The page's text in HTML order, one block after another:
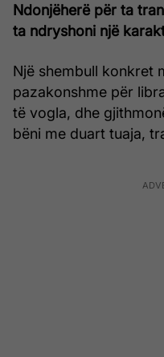
Ndonjëherë për ta
ta ndryshoni një
Një shembull konkret
pazakonshme për
të vogla, dhe
bëni me duart tuaja,